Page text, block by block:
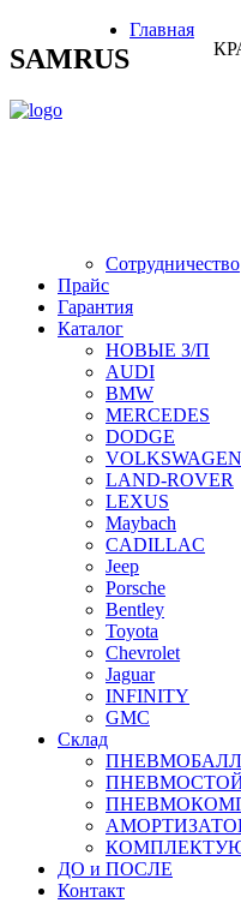
SAMRUS
Главная
Сотрудничество
Прайс
Гарантия
Каталог
НОВЫЕ З/П
AUDI
BMW
MERCEDES
DODGE
VOLKSWAGEN
LAND-ROVER
LEXUS
Maybach
CADILLAC
Jeep
Porsche
Bentley
Toyota
Chevrolet
Jaguar
INFINITY
GMC
Склад
ДО и ПОСЛЕ
Контакт